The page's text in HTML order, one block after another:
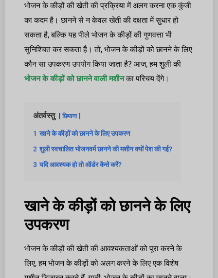
भोजन के कीड़ों की खेती की प्रक्रिया में अलग करना एक कुंजी
का कदम है। छानने से न केवल खेती की दक्षता में सुधार हो
सकता है, बल्कि यह पीले भोजन के कीड़ों की गुणवत्ता भी
सुनिश्चित कर सकता है। तो, भोजन के कीड़ों को छानने के लिए
कौन सा उपकरण उपयोग किया जाता है? आज, हम शुली की
भोजन के कीड़ों को छानने वाली मशीनका परिचय देंगे।
अंतर्वस्तु छिपाना
1 खाने के कीड़ों को छानने के लिए उपकरण
2 शुली स्वचालित भोजनवर्म छानने की मशीन क्यों पेश की गई?
3 यदि आवश्यक हो तो ऑर्डर कैसे करें?
खाने के कीड़ों को छानने के लिए
उपकरण
भोजन के कीड़ों की खेती की आवश्यकताओं को पूरा करने के
लिए, हम भोजन के कीड़ों को अलग करने के लिए एक विशेष